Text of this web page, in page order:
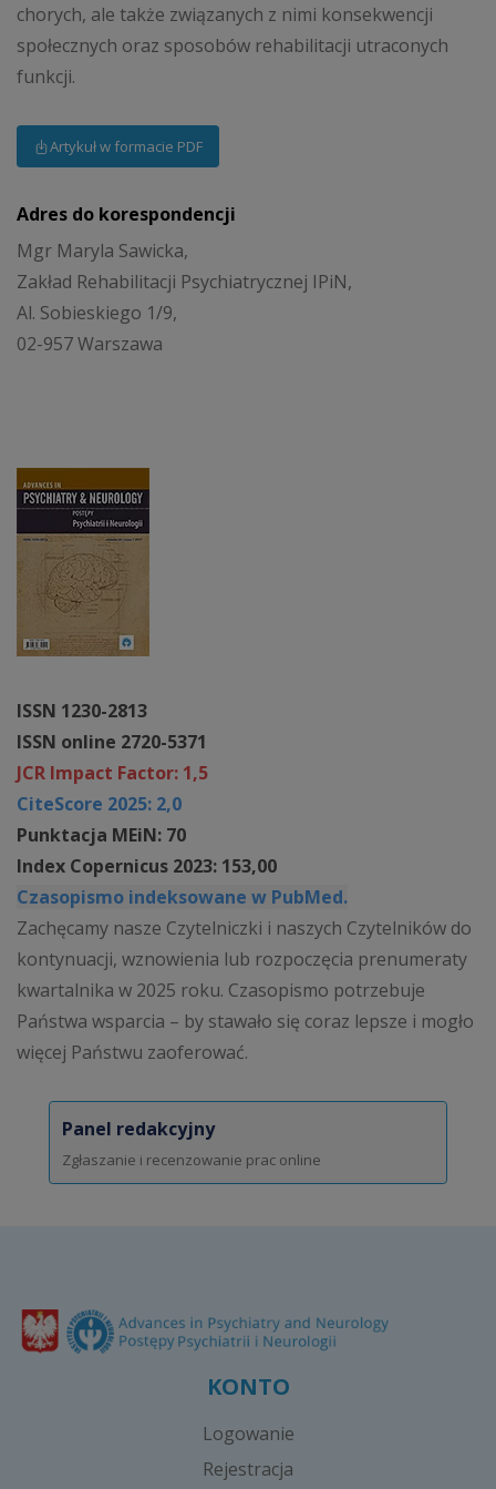
ISSN 1230-2813
ISSN online 2720-5371
JCR Impact Factor: 1,5
CiteScore 2025: 2,0
Punktacja MEiN: 70
Index Copernicus 2023: 153,00
Czasopismo indeksowane w PubMed.
Zachęcamy nasze Czytelniczki i naszych Czytelników do
kontynuacji, wznowienia lub rozpoczęcia prenumeraty
kwartalnika w 2025 roku. Czasopismo potrzebuje
Państwa wsparcia – by stawało się coraz lepsze i mogło
więcej Państwu zaoferować.
Panel redakcyjny
Zgłaszanie i recenzowanie prac online
chorych, ale także związanych z nimi konsekwencji
społecznych oraz sposobów rehabilitacji utraconych
funkcji.
Artykuł w formacie PDF
Adres do korespondencji
Mgr Maryla Sawicka,
Zakład Rehabilitacji Psychiatrycznej IPiN,
Al. Sobieskiego 1/9,
02-957 Warszawa
KONTO
Logowanie
Rejestracja